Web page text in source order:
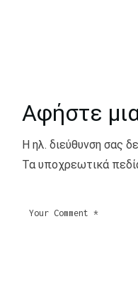
Αφήστε
Η ηλ. διεύθυνση σας
Τα υποχρεωτικά